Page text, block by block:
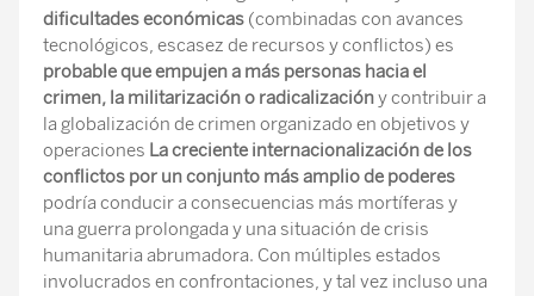
dificultades económicas (combinadas con avances
tecnológicos, escasez de recursos y conflictos) es
probable que empujen a más personas hacia el
crimen, la militarización o radicalizacióny contribuir a
la globalización de crimen organizado en objetivos y
operaciones La creciente internacionalización de los
conflictos por un conjunto más amplio de poderes
podría conducir a consecuencias más mortíferas y
una guerra prolongada y una situación de crisis
humanitaria abrumadora. Con múltiples estados
involucrados en confrontaciones, y tal vez incluso una